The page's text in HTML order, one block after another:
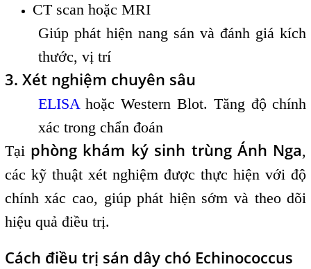
CT scan hoặc MRI
Giúp phát hiện nang sán và đánh giá kích
thước, vị trí
3. Xét nghiệm chuyên sâu
ELISAhoặc Western Blot. Tăng độ chính
xác trong chẩn đoán
Tại phòng khám ký sinh trùng Ánh Nga,
các kỹ thuật xét nghiệm được thực hiện với độ
chính xác cao, giúp phát hiện sớm và theo dõi
hiệu quả điều trị.
Cách điều trị sán dây chó Echinococcus